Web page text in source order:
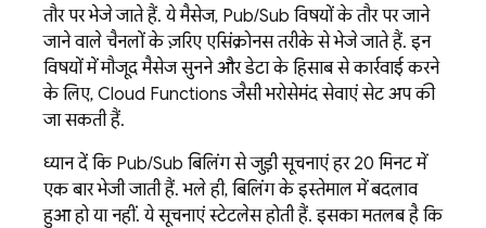
तौर पर भेजे जाते हैं. ये मैसेज, Pub/Sub विषयों के तौर पर जाने
जाने वाले चैनलों के ज़रिए एसिंक्रोनस तरीके से भेजे जाते हैं. इन
विषयों में मौजूद मैसेज सुनने और डेटा के हिसाब से कार्रवाई करने
के लिए, Cloud Functions जैसी भरोसेमंद सेवाएं सेट अप की
जा सकती हैं.
ध्यान दें कि Pub/Sub बिलिंग से जुड़ी सूचनाएं हर 20 मिनट में
एक बार भेजी जाती हैं. भले ही, बिलिंग के इस्तेमाल में बदलाव
हुआ हो या नहीं. ये सूचनाएं स्टेटलेस होती हैं. इसका मतलब है कि